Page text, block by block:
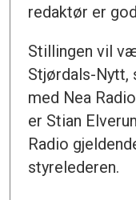
redaktør er
Stillingen vil
Stjørdals-Nytt,
med Nea
er Stian
Radio
styrelederen.